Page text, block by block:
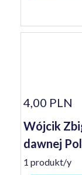
4,00 PLN
Wójcik
dawnej
1 produkt/y